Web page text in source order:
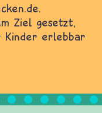
Ziel gesetzt,
Kinder erlebbar